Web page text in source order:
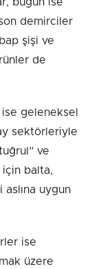
demirciler
şişi ve
de
geleneksel
sektörleriyle
ve
için balta,
aslına uygun
ise
üzere